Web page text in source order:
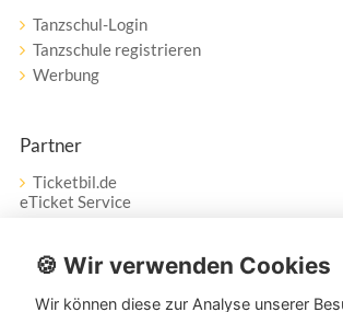
Tanzschul-Login
Tanzschule registrieren
Werbung
Partner
Ticketbil.de
eTicket Service
Vertrag widerrufen
🍪 Wir verwenden Cookies
Wir können diese zur Analyse unserer